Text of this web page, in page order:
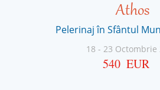
Athos
Pelerinaj în Sfântul
18 - 23 Octombrie
540 EUR